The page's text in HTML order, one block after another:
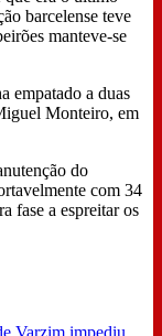
barcelense teve
manteve-se
empatado a duas
Monteiro, em
do
com 34
fase a espreitar os
Varzim impediu